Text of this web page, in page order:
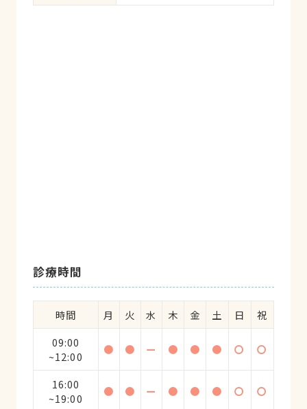
診療時間
時間 月 火 水 木 金 土 日
祝
09:00
~12:00
● ● ー ● ● ● 〇 〇
16:00
~19:00
● ● ー ● ● ● 〇 〇